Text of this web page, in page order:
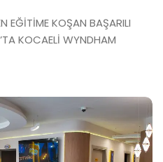
EĞİTİME KOŞAN BAŞARILI
KOCAELİ WYNDHAM